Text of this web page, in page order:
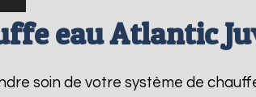
eau Atlantic
soin de votre système de